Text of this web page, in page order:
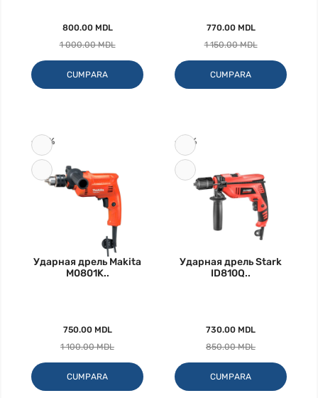
800.00 MDL
1 000.00 MDL
CUMPARA
770.00 MDL
1 150.00 MDL
CUMPARA
-32%
Ударная дрель Makita
M0801K..
750.00 MDL
1 100.00 MDL
CUMPARA
-14%
Ударная дрель Stark
ID810Q..
730.00 MDL
850.00 MDL
CUMPARA